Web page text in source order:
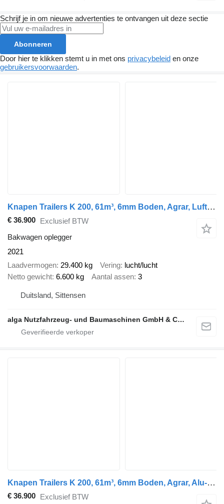
Schrijf je in om nieuwe advertenties te ontvangen uit deze sectie
Abonneren
Door hier te klikken stemt u in met ons privacybeleid en onze
gebruikersvoorwaarden.
Knapen Trailers K 200, 61m³, 6mm Boden, Agrar, Luft-Lift, BPW
€ 36.900 Exclusief BTW
Bakwagen oplegger
2021
Laadvermogen 29.400 kg Vering lucht/lucht
Netto gewicht 6.600 kg Aantal assen 3
Duitsland, Sittensen
alga Nutzfahrzeug- und Baumaschinen GmbH & Co. KG
Knapen Trailers K 200, 61m³, 6mm Boden, Agrar, Alu-Felgen, BPW
€ 36.900 Exclusief BTW